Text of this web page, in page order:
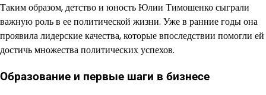
Таким образом, детство и юность Юлии Тимошенко сыграли
важную роль в ее политической жизни. Уже в ранние годы она
проявила лидерские качества, которые впоследствии помогли ей
достичь множества политических успехов.
Образование и первые шаги в бизнесе